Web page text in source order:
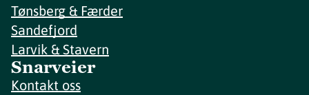
Tønsberg & Færder
Sandefjord
Larvik & Stavern
Snarveier
Kontakt oss